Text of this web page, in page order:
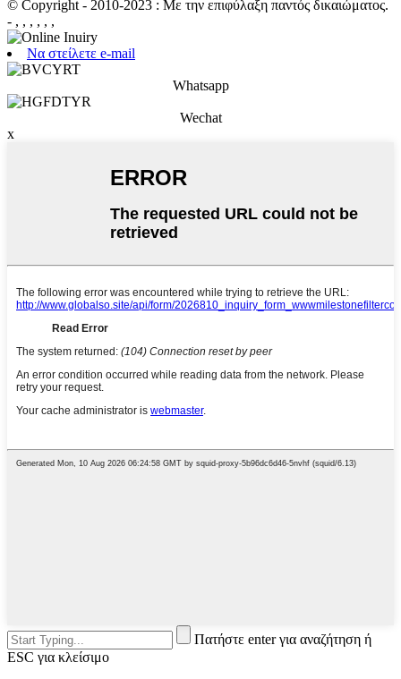
© Copyright - 2010-2023 : Με την επιφύλαξη παντός δικαιώματος.
- , , , , , ,
Να στείλετε e-mail
Whatsapp
Wechat
x
Πατήστε enter για αναζήτηση ή
ESC για κλείσιμο